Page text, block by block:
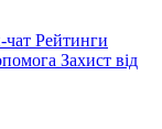
Рейтинги
Захист від